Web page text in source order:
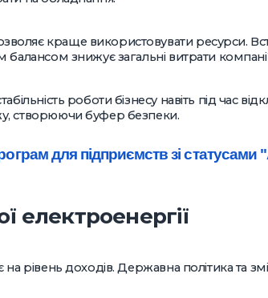
краще використовувати ресурси.
знижує загальні витрати
роботи бізнесу навіть під час
створюючи буфер безпеки.
для підприємств зі статусами
рівень доходів. Державна політика та